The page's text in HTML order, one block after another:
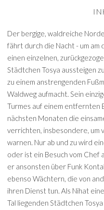
Der bergige, waldreiche
fährt durch die Nacht - um
einen einzelnen,
Städtchen Tosya aussteigen
zu einem anstrengenden
Waldweg aufmacht. Sein
Turmes auf einem entfernten
nächsten Monaten die
verrichten, insbesondere, um
warnen. Nur ab und zu wird
oder ist ein Besuch vom Chef
er ansonsten über Funk
ebenso Wächtern, die von
ihren Dienst tun. Als Nihat
Tal liegenden Städtchen